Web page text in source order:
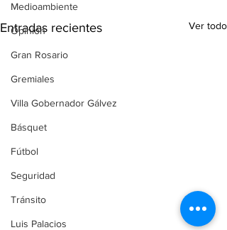
Medioambiente
Opinión
Gran Rosario
Gremiales
Villa Gobernador Gálvez
Básquet
Fútbol
Seguridad
Tránsito
Luis Palacios
Entradas recientes Ver todo